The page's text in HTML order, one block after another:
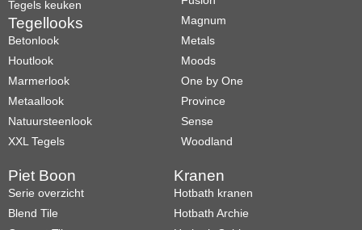
Tegels keuken
Tegellooks
Betonlook
Houtlook
Marmerlook
Metaallook
Natuursteenlook
XXL Tegels
Magnum
Metals
Moods
One by One
Province
Sense
Woodland
Piet Boon
Serie overzicht
Blend Tile
Kranen
Hotbath kranen
Hotbath Archie